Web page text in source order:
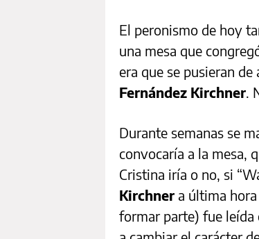
El peronismo de hoy
una mesa que
era que se pusieran de
Fernández Kirchner.
Durante semanas se
convocaría a la mesa,
Cristina iría o no, si
Kirchner a última
formar parte) fue